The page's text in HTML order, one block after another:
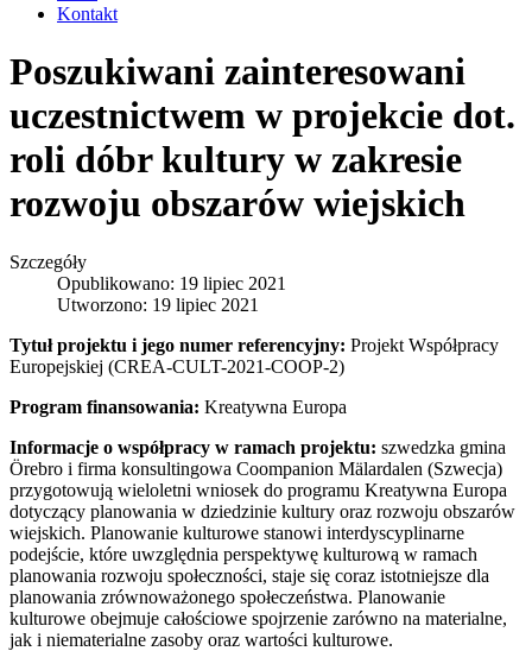
Kontakt
Poszukiwani zainteresowani
uczestnictwem w projekcie dot.
roli dóbr kultury w zakresie
rozwoju obszarów wiejskich
Szczegóły
Opublikowano: 19 lipiec 2021
Utworzono: 19 lipiec 2021
Tytuł projektu i jego numer referencyjny: Projekt Współpracy
Europejskiej (CREA-CULT-2021-COOP-2)
Program finansowania: Kreatywna Europa
Informacje o współpracy w ramach projektu: szwedzka gmina
Örebro i firma konsultingowa Coompanion Mälardalen (Szwecja)
przygotowują wieloletni wniosek do programu Kreatywna Europa
dotyczący planowania w dziedzinie kultury oraz rozwoju obszarów
wiejskich. Planowanie kulturowe stanowi interdyscyplinarne
podejście, które uwzględnia perspektywę kulturową w ramach
planowania rozwoju społeczności, staje się coraz istotniejsze dla
planowania zrównoważonego społeczeństwa. Planowanie
kulturowe obejmuje całościowe spojrzenie zarówno na materialne,
jak i niematerialne zasoby oraz wartości kulturowe.